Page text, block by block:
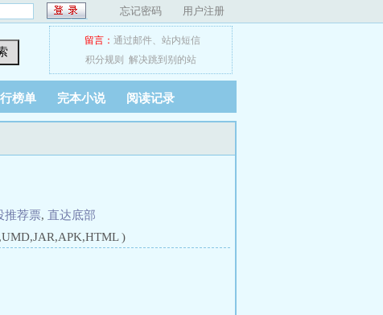
忘记密码 用户注册
留言： 通过邮件、 站内短信
积分规则
解决跳到别的站
榜单 完本小说 阅读记录
推荐票, 直达底部
)